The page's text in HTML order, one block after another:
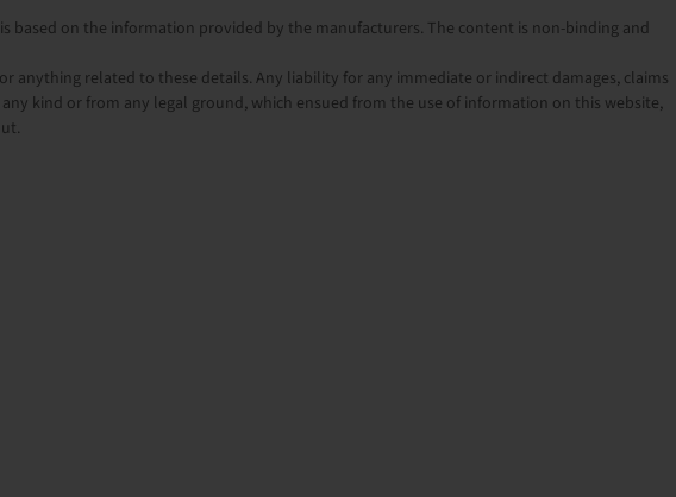
based on the information provided by the manufacturers. The content is non-binding and
anything related to these details. Any liability for any immediate or indirect damages, claims
kind or from any legal ground, which ensued from the use of information on this website,